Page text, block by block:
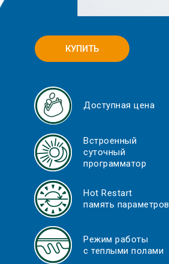
Доступная цена
Встроенный
суточный
программатор
Hot Restart
память параметров
Режим работы
с теплыми полами
КУПИТЬ